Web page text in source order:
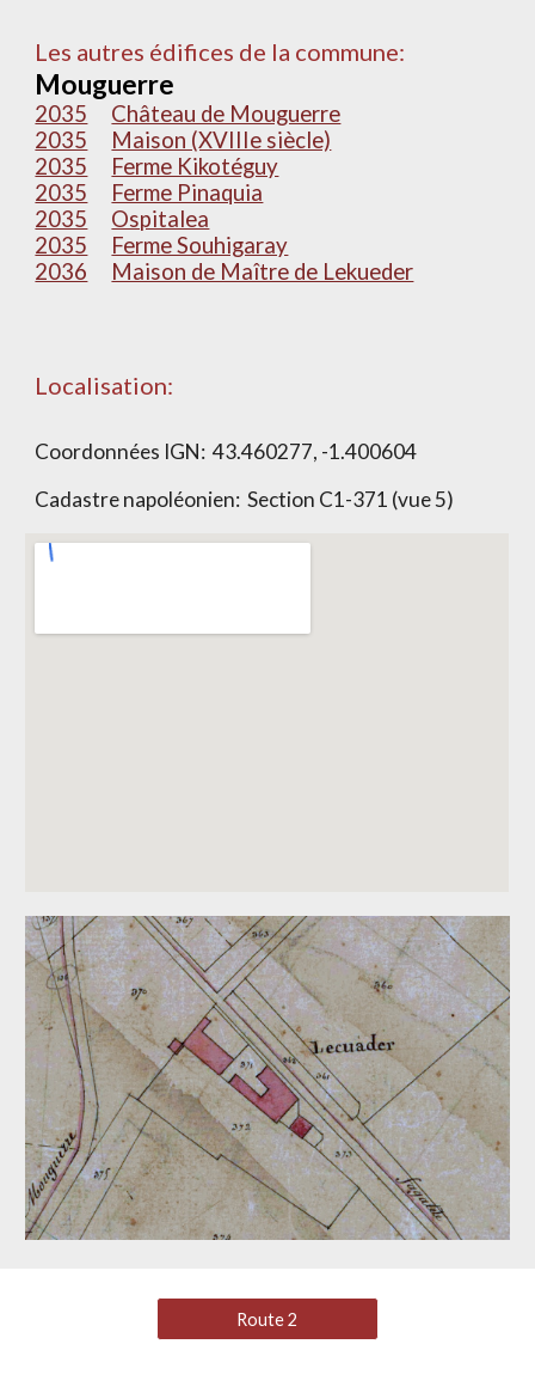
Les autres édifices de la commune:
Mouguerre
2035
Château de Mouguerre
2035
Maison (XVIIIe siècle)
2035
Ferme Kikotéguy
2035
Ferme Pinaquia
2035
Ospitalea
2035
Ferme Souhigaray
2036
Maison de Maître de Lekueder
Localisation:
Coordonnées IGN:43.460277, -1.400604
Cadastre napoléonien: Section C1-371 (vue 5)
Route 2